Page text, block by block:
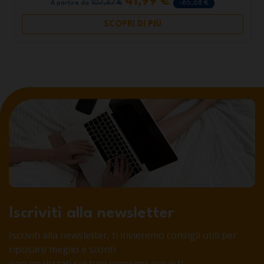
A partire da 107,67 € -65,68 €
SCOPRI DI PIÙ
Iscriviti alla newsletter
Iscriviti alla newsletter, ti invieremo consigli utili per
riposare meglio e sconti